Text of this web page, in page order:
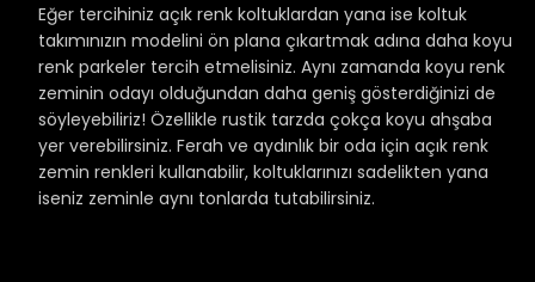
Eğer tercihiniz açık renk koltuklardan yana ise koltuk
takımınızın modelini ön plana çıkartmak adına daha koyu
renk parkeler tercih etmelisiniz. Aynı zamanda koyu renk
zeminin odayı olduğundan daha geniş gösterdiğinizi de
söyleyebiliriz! Özellikle rustik tarzda çokça koyu ahşaba
yer verebilirsiniz. Ferah ve aydınlık bir oda için açık renk
zemin renkleri kullanabilir, koltuklarınızı sadelikten yana
iseniz zeminle aynı tonlarda tutabilirsiniz.